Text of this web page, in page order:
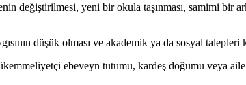
değiştirilmesi, yeni bir okula taşınması, samimi bir
düşük olması ve akademik ya da sosyal
ebeveyn tutumu, kardeş doğumu veya